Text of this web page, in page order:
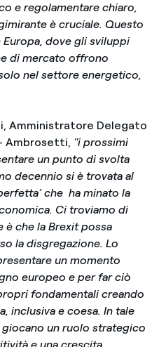
e regolamentare chiaro,
è cruciale. Questo
dove gli sviluppi
di mercato offrono
nel settore energetico,
Amministratore Delegato
Ambrosetti, "i prossimi
un punto di svolta
decennio si è trovata al
che ha minato la
Ci troviamo di
che la Brexit possa
la disgregazione. Lo
un momento
europeo e per far ciò
fondamentali creando
inclusiva e coesa. In tale
un ruolo strategico
e una crescita